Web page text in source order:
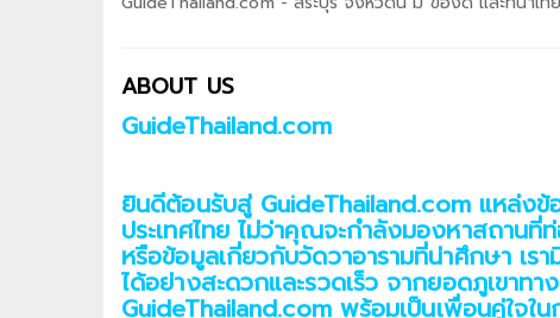
ABOUT US
GuideThailand.com
ยินดีต้อนรับสู่ GuideThailand.com แหล่งข้
ประเทศไทย ไม่ว่าคุณจะกำลังมองหาสถาน
หรือข้อมูลเกี่ยวกับวัดวาอารามที่น่าศึกษา เ
ได้อย่างสะดวกและรวดเร็ว จากยอดภูเขาท
GuideThailand.com พร้อมเป็นเพื่อนคู่ใจใ